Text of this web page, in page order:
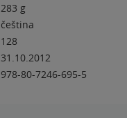
283 g
čeština
128
31.10.2012
978-80-7246-695-5